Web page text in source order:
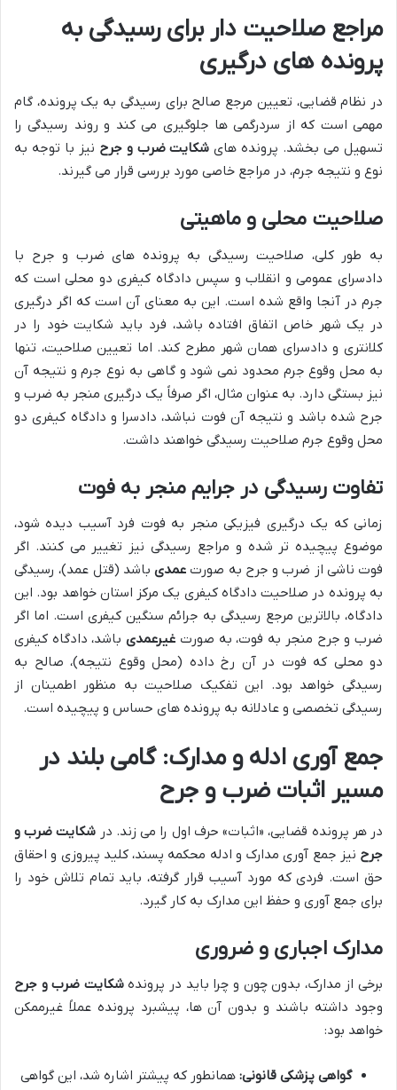
مراجع صلاحیت دار برای رسیدگی به
پرونده های درگیری
در نظام قضایی، تعیین مرجع صالح برای رسیدگی به یک پرونده، گام
مهمی است که از سردرگمی ها جلوگیری می کند و روند رسیدگی را
تسهیل می بخشد. پرونده های شکایت ضرب و جرح نیز با توجه به
نوع و نتیجه جرم، در مراجع خاصی مورد بررسی قرار می گیرند.
صلاحیت محلی و ماهیتی
به طور کلی، صلاحیت رسیدگی به پرونده های ضرب و جرح با
دادسرای عمومی و انقلاب و سپس دادگاه کیفری دو محلی است که
جرم در آنجا واقع شده است. این به معنای آن است که اگر درگیری
در یک شهر خاص اتفاق افتاده باشد، فرد باید شکایت خود را در
کلانتری و دادسرای همان شهر مطرح کند. اما تعیین صلاحیت، تنها
به محل وقوع جرم محدود نمی شود و گاهی به نوع جرم و نتیجه آن
نیز بستگی دارد. به عنوان مثال، اگر صرفاً یک درگیری منجر به ضرب و
جرح شده باشد و نتیجه آن فوت نباشد، دادسرا و دادگاه کیفری دو
محل وقوع جرم صلاحیت رسیدگی خواهند داشت.
تفاوت رسیدگی در جرایم منجر به فوت
زمانی که یک درگیری فیزیکی منجر به فوت فرد آسیب دیده شود،
موضوع پیچیده تر شده و مراجع رسیدگی نیز تغییر می کنند. اگر
فوت ناشی از ضرب و جرح به صورت عمدی باشد (قتل عمد)، رسیدگی
به پرونده در صلاحیت دادگاه کیفری یک مرکز استان خواهد بود. این
دادگاه، بالاترین مرجع رسیدگی به جرائم سنگین کیفری است. اما اگر
ضرب و جرح منجر به فوت، به صورت غیرعمدیباشد، دادگاه کیفری
دو محلی که فوت در آن رخ داده (محل وقوع نتیجه)، صالح به
رسیدگی خواهد بود. این تفکیک صلاحیت به منظور اطمینان از
رسیدگی تخصصی و عادلانه به پرونده های حساس و پیچیده است.
جمع آوری ادله و مدارک: گامی بلند در
مسیر اثبات ضرب و جرح
در هر پرونده قضایی، «اثبات» حرف اول را می زند. در شکایت ضرب و
جرح نیز جمع آوری مدارک و ادله محکمه پسند، کلید پیروزی و احقاق
حق است. فردی که مورد آسیب قرار گرفته، باید تمام تلاش خود را
برای جمع آوری و حفظ این مدارک به کار گیرد.
مدارک اجباری و ضروری
برخی از مدارک، بدون چون و چرا باید در پروندهشکایت ضرب و جرح
وجود داشته باشند و بدون آن ها، پیشبرد پرونده عملاً غیرممکن
خواهد بود:
گواهی پزشکی قانونی: همانطور که پیشتر اشاره شد، این گواهی